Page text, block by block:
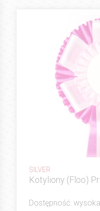
SILVER
Kotyliony (Floo)
Dostępność: wysoka